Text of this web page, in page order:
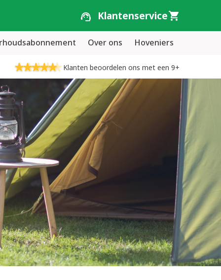
Klantenservice
Over ons Hoveniers
Klanten beoordelen ons met een 9+